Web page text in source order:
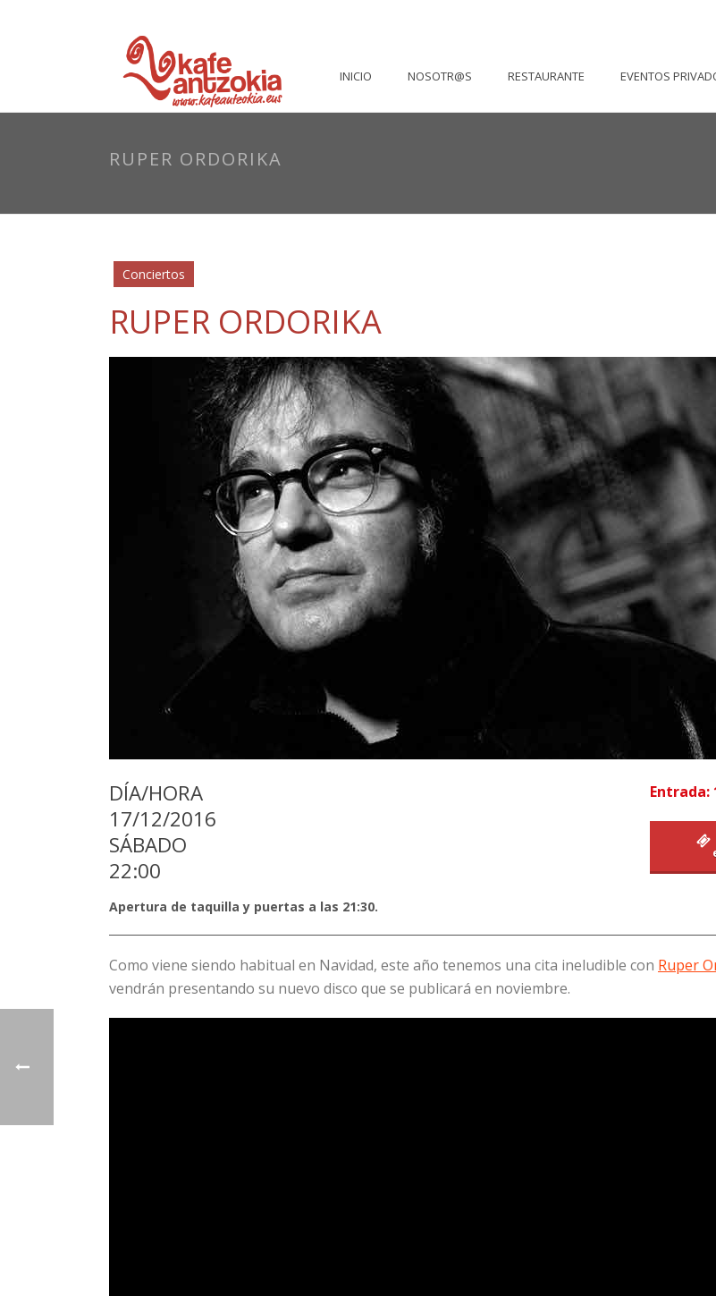
INICIO NOSOTR@S RESTAURANTE EVENTOS
RUPER ORDORIKA
Conciertos
RUPER ORDORIKA
DÍA/HORA
17/12/2016
SÁBADO
22:00
Apertura de taquilla y puertas a las 21:30.
Entrada:
Como viene siendo habitual en Navidad, este año tenemos una cita ineludible con Ruper
vendrán presentando su nuevo disco que se publicará en noviembre.